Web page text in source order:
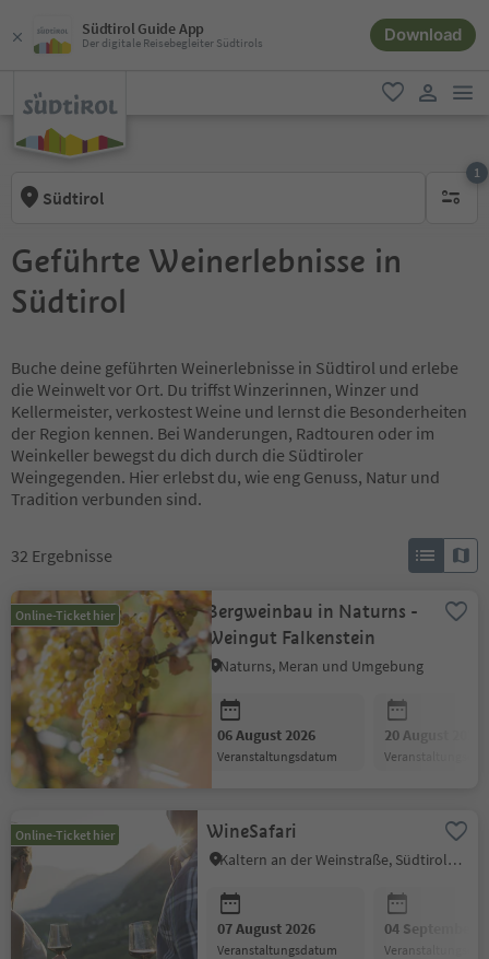
Südtirol Guide App
Der digitale Reisebegleiter Südtirols Download
favorit
Südtirol
1
1
Geführte Weinerlebnisse in
Südtirol
Buche deine geführten Weinerlebnisse in Südtirol und erlebe
die Weinwelt vor Ort. Du triffst Winzerinnen, Winzer und
Kellermeister, verkostest Weine und lernst die Besonderheiten
der Region kennen. Bei Wanderungen, Radtouren oder im
Weinkeller bewegst du dich durch die Südtiroler
Weingegenden. Hier erlebst du, wie eng Genuss, Natur und
Tradition verbunden sind.
32 Ergebnisse
Online-Ticket hier
Bergweinbau in Naturns -
Weingut Falkenstein
Naturns, Meran und Umgebung
06 August 2026
Veranstaltungsdatum
20 August 2026
Online-Ticket hier WineSafari
Kaltern an der Weinstraße, Südtiroler Weinstraße
07 August 2026
Veranstaltungsdatum
04 September